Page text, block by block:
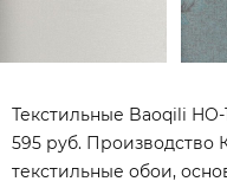
Текстильные Baoqili
595 руб. Производство
текстильные обои,